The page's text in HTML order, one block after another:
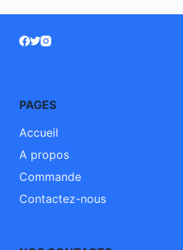
PAGES
Accueil
A propos
Commande
Contactez-nous